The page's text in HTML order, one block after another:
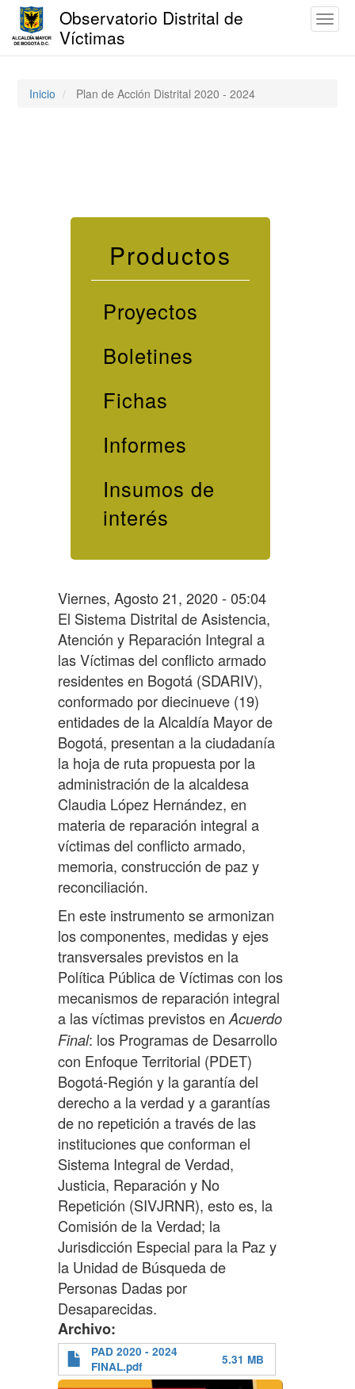
Pasar
contenido
Observatorio Distrital de
Víctimas
Inicio Plan de Acción Distrital 2020 - 2024
Productos
Proyectos
Boletines
Fichas
Informes
Insumos de
interés
Viernes, Agosto 21, 2020 - 05:04
El Sistema Distrital de Asistencia,
Atención y Reparación Integral a
las Víctimas del conflicto armado
residentes en Bogotá (SDARIV),
conformado por diecinueve (19)
entidades de la Alcaldía Mayor de
Bogotá, presentan a la ciudadanía
la hoja de ruta propuesta por la
administración de la alcaldesa
Claudia López Hernández, en
materia de reparación integral a
víctimas del conflicto armado,
memoria, construcción de paz y
reconciliación.
En este instrumento se armonizan
los componentes, medidas y ejes
transversales previstos en la
Política Pública de Víctimas con los
mecanismos de reparación integral
a las víctimas previstos en Acuerdo
Final: los Programas de Desarrollo
con Enfoque Territorial (PDET)
Bogotá-Región y la garantía del
derecho a la verdad y a garantías
de no repetición a través de las
instituciones que conforman el
Sistema Integral de Verdad,
Justicia, Reparación y No
Repetición (SIVJRNR), esto es, la
Comisión de la Verdad; la
Jurisdicción Especial para la Paz y
la Unidad de Búsqueda de
Personas Dadas por
Desaparecidas.
Archivo
PAD 2020 - 2024
FINAL.pdf
5.31 MB